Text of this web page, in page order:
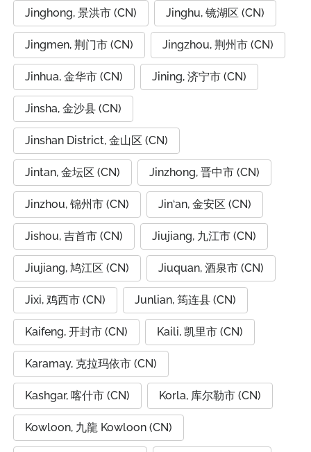
Jinghong, 景洪市 (CN) Jinghu, 镜湖区 (CN)
Jingmen, 荆门市 (CN) Jingzhou, 荆州市 (CN)
Jinhua, 金华市 (CN) Jining, 济宁市 (CN)
Jinsha, 金沙县 (CN)
Jinshan District, 金山区 (CN)
Jintan, 金坛区 (CN) Jinzhong, 晋中市 (CN)
Jinzhou, 锦州市 (CN) Jin‘an, 金安区 (CN)
Jishou, 吉首市 (CN) Jiujiang, 九江市 (CN)
Jiujiang, 鸠江区 (CN) Jiuquan, 酒泉市 (CN)
Jixi, 鸡西市 (CN) Junlian, 筠连县 (CN)
Kaifeng, 开封市 (CN) Kaili, 凯里市 (CN)
Karamay, 克拉玛依市 (CN)
Kashgar, 喀什市 (CN) Korla, 库尔勒市 (CN)
Kowloon, 九龍 Kowloon (CN)